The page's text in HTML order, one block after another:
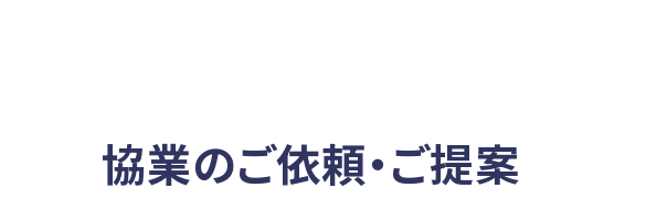
協業のご依頼・ご提案